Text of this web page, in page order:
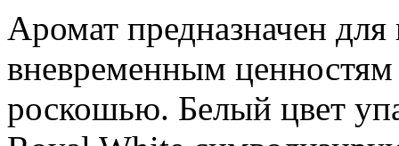
Аромат предназначен для
вневременным
роскошью. Белый цвет